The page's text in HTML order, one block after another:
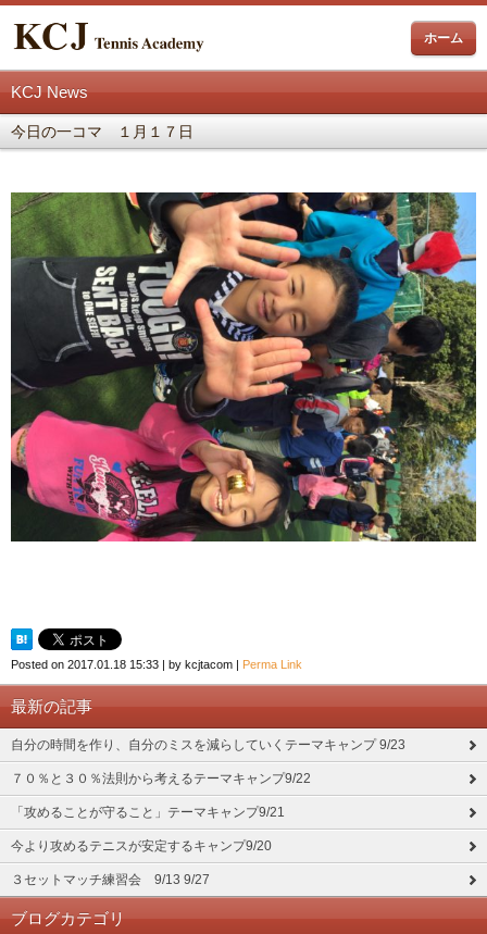
ホーム
KCJ News
今日の一コマ １月１７日
Posted on 2017.01.18 15:33 | by kcjtacom | Perma Link
最新の記事
自分の時間を作り、自分のミスを減らしていくテーマキャンプ 9/23
７０％と３０％法則から考えるテーマキャンプ9/22
「攻めることが守ること」テーマキャンプ9/21
今より攻めるテニスが安定するキャンプ9/20
３セットマッチ練習会 9/13 9/27
ブログカテゴリ